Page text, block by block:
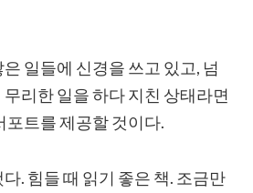
일들에 신경을 쓰고 있고, 넘
리한 일을 하다 지친 상태라면
포트를 제공할 것이다.
. 힘들 때 읽기 좋은 책. 조금만